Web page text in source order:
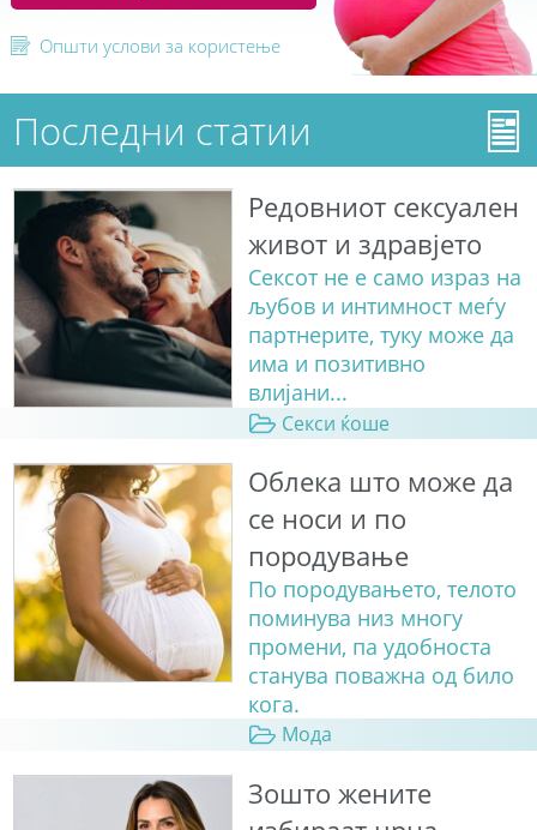
Општи услови за користење
Последни статии
Редовниот сексуален
живот и здравјето
Сексот не е само израз на
љубов и интимност меѓу
партнерите, туку може да
има и позитивно
влијани...
Секси ќоше
Облека што може да
се носи и по
породување
По породувањето, телото
поминува низ многу
промени, па удобноста
станува поважна од било
кога.
Мода
Зошто жените